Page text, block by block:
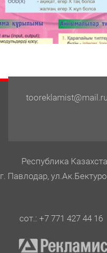
tooreklamist@mail.ru
Республика
г. Павлодар,
сот.: +7 771 427 44 16